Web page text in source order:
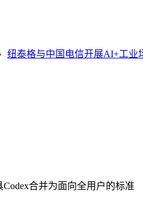
泰格与中国电信开展AI+工业场
合并为面向全用户的标准